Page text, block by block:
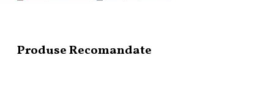
Produse Recomandate